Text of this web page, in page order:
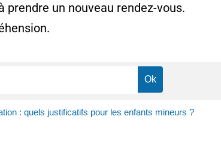
un nouveau rendez-vous.
: quels justificatifs pour les enfants mineurs ?